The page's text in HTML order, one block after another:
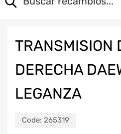
TRANSMISION
DERECHA
LEGANZA
Code: 265319